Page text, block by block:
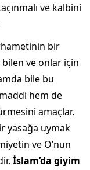
ve kalbini
bir
bilen ve onlar için
bile bu
hem de
amaçlar.
yasağa uymak
ve O’nun
İslam’da giyim